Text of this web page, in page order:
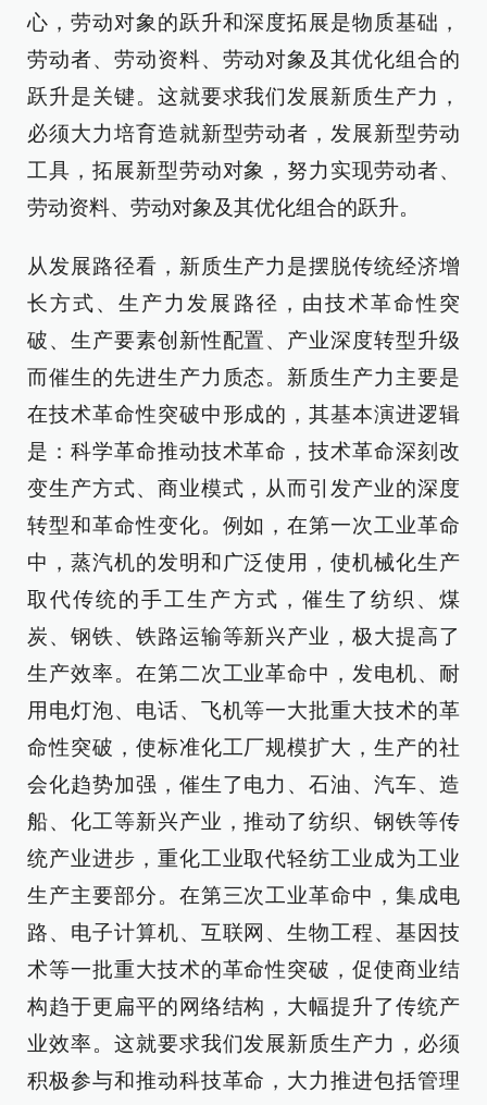
心，劳动对象的跃升和深度拓展是物质基础，
劳动者、劳动资料、劳动对象及其优化组合的
跃升是关键。这就要求我们发展新质生产力，
必须大力培育造就新型劳动者，发展新型劳动
工具，拓展新型劳动对象，努力实现劳动者、
劳动资料、劳动对象及其优化组合的跃升。
从发展路径看，新质生产力是摆脱传统经济增
长方式、生产力发展路径，由技术革命性突
破、生产要素创新性配置、产业深度转型升级
而催生的先进生产力质态。新质生产力主要是
在技术革命性突破中形成的，其基本演进逻辑
是：科学革命推动技术革命，技术革命深刻改
变生产方式、商业模式，从而引发产业的深度
转型和革命性变化。例如，在第一次工业革命
中，蒸汽机的发明和广泛使用，使机械化生产
取代传统的手工生产方式，催生了纺织、煤
炭、钢铁、铁路运输等新兴产业，极大提高了
生产效率。在第二次工业革命中，发电机、耐
用电灯泡、电话、飞机等一大批重大技术的革
命性突破，使标准化工厂规模扩大，生产的社
会化趋势加强，催生了电力、石油、汽车、造
船、化工等新兴产业，推动了纺织、钢铁等传
统产业进步，重化工业取代轻纺工业成为工业
生产主要部分。在第三次工业革命中，集成电
路、电子计算机、互联网、生物工程、基因技
术等一批重大技术的革命性突破，促使商业结
构趋于更扁平的网络结构，大幅提升了传统产
业效率。这就要求我们发展新质生产力，必须
积极参与和推动科技革命，大力推进包括管理